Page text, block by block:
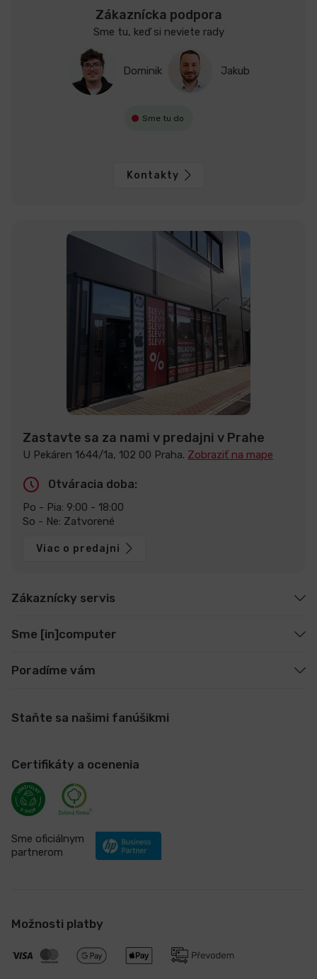
Zákaznícka podpora
Sme tu, keď si neviete rady
Dominik Jakub
Sme tu do
Kontakty
Zastavte sa za nami v predajni v Prahe
U Pekáren 1644/1a, 102 00 Praha. Zobraziť na mape
Otváracia doba:
Po - Pia: 9:00 - 18:00
So - Ne: Zatvorené
Viac o predajni
Zákaznícky servis
Sme [in]computer
Poradíme vám
Staňte sa našimi fanúšikmi
Certifikáty a ocenenia
Sme oficiálnym
partnerom
Možnosti platby